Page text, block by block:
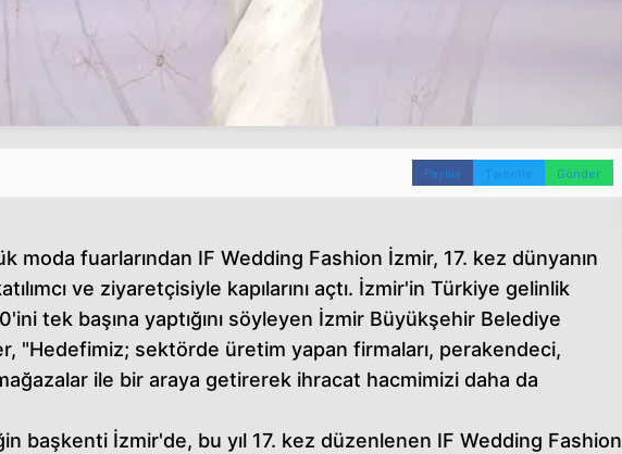
Paylaş Tweetle Gönder
moda fuarlarından IF Wedding Fashion İzmir, 17. kez dünyanın
ve ziyaretçisiyle kapılarını açtı. İzmir'in Türkiye gelinlik
tek başına yaptığını söyleyen İzmir Büyükşehir Belediye
"Hedefimiz; sektörde üretim yapan firmaları, perakendeci,
ile bir araya getirerek ihracat hacmimizi daha da
başkenti İzmir'de, bu yıl 17. kez düzenlenen IF Wedding Fashion